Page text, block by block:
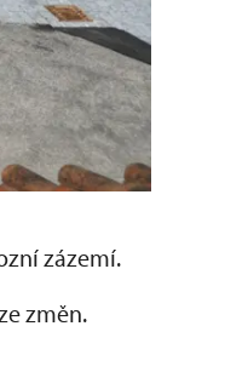
zázemí.
změn.